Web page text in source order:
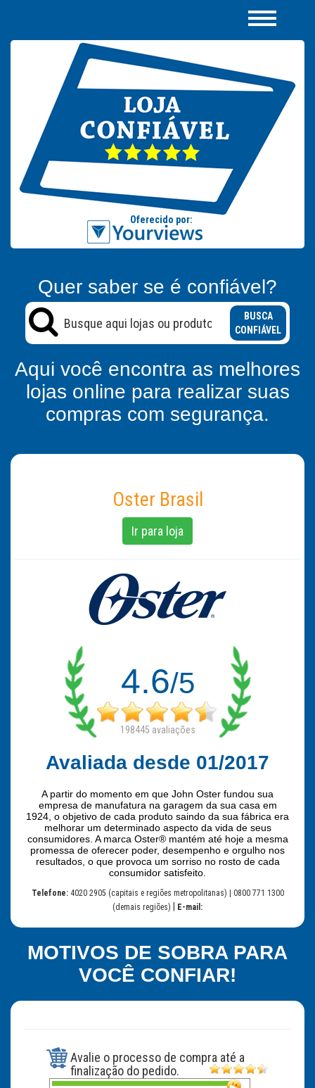
Quer saber se é confiável?
BUSCA
CONFIÁVEL
Aqui você encontra as melhores
lojas online para realizar suas
compras com segurança.
Oster Brasil
Ir para loja
4.6/5
198445 avaliações
Avaliada desde 01/2017
A partir do momento em que John Oster fundou sua
empresa de manufatura na garagem da sua casa em
1924, o objetivo de cada produto saindo da sua fábrica era
melhorar um determinado aspecto da vida de seus
consumidores. A marca Oster® mantém até hoje a mesma
promessa de oferecer poder, desempenho e orgulho nos
resultados, o que provoca um sorriso no rosto de cada
consumidor satisfeito.
Telefone: 4020 2905 (capitais e regiões metropolitanas) | 0800 771 1300
(demais regiões)
E-mail:
MOTIVOS DE SOBRA PARA
VOCÊ CONFIAR!
Avalie o processo de compra até a
finalização do pedido.